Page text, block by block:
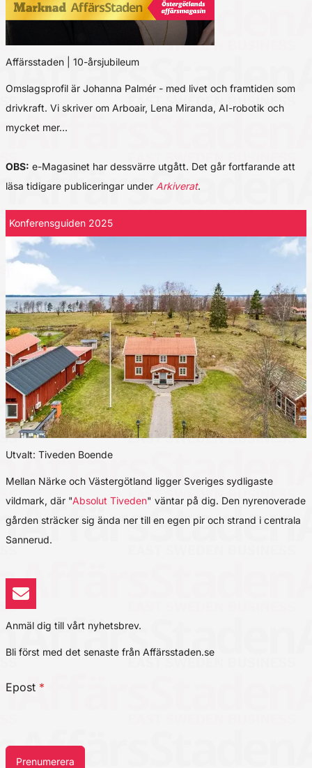
Affärsstaden | 10-årsjubileum
Omslagsprofil är Johanna Palmér - med livet och framtiden som
drivkraft. Vi skriver om Arboair, Lena Miranda, AI-robotik och
mycket mer…
OBS: e-Magasinet har dessvärre utgått. Det går fortfarande att
läsa tidigare publiceringar under Arkiverat.
Konferensguiden 2025
Utvalt: Tiveden Boende
Mellan Närke och Västergötland ligger Sveriges sydligaste
vildmark, där "Absolut Tiveden" väntar på dig. Den nyrenoverade
gården sträcker sig ända ner till en egen pir och strand i centrala
Sannerud.
Anmäl dig till vårt nyhetsbrev.
Bli först med det senaste från Affärsstaden.se
Epost *
Prenumerera